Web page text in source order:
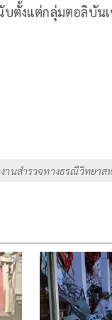
ตั้งแต่กลุ่มตอลิบันเ
านสำรวจทางธรณีวิทยาส